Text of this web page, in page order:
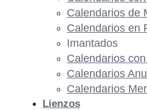
Calendarios de
Calendarios en
Imantados
Calendarios
Calendarios
Calendarios
Lienzos